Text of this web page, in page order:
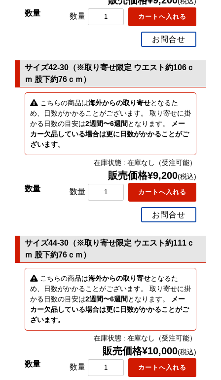
数量
お問合せ
サイズ42-30（※取り寄せ限定 ウエスト約106ｃ
ｍ 股下約76ｃｍ）
こちらの商品は海外からの取り寄せとなるた
め、日数がかかることがございます。 取り寄せに掛
かる日数の目安は2週間〜6週間 となります。
メー
カー欠品している場合は更に日数がかかることがご
ざいます。
在庫状態 : 在庫なし（受注可能）
販売価格¥9,200(税込)
数量
お問合せ
サイズ44-30（※取り寄せ限定 ウエスト約111ｃ
ｍ 股下約76ｃｍ）
こちらの商品は海外からの取り寄せとなるた
め、日数がかかることがございます。 取り寄せに掛
かる日数の目安は2週間〜6週間 となります。
メー
カー欠品している場合は更に日数がかかることがご
ざいます。
在庫状態 : 在庫なし（受注可能）
販売価格¥10,000(税込)
数量